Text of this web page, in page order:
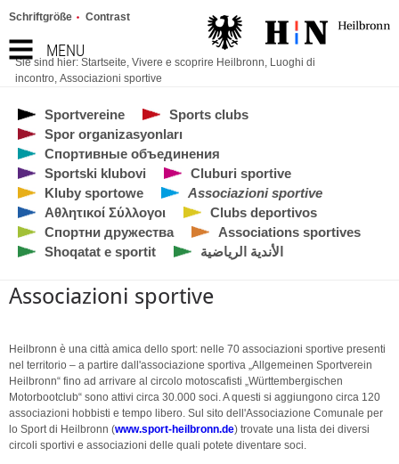
MENU
Schriftgröße Contrast
Sie sind hier: Startseite, Vivere e scoprire Heilbronn, Luoghi di
incontro, Associazioni sportive
Sportvereine
Sports clubs
Spor organizasyonları
Спортивные объединения
Sportski klubovi
Cluburi sportive
Kluby sportowe
Associazioni sportive
Αθλητικοί Σύλλογοι
Clubs deportivos
Спортни дружества
Associations sportives
Shoqatat e sportit
الأندية الرياضية
Associazioni sportive
Heilbronn è una città amica dello sport: nelle 70 associazioni sportive presenti
nel territorio – a partire dall'associazione sportiva „Allgemeinen Sportverein
Heilbronn“ fino ad arrivare al circolo motoscafisti „Württembergischen
Motorbootclub“ sono attivi circa 30.000 soci. A questi si aggiungono circa 120
associazioni hobbisti e tempo libero. Sul sito dell'Associazione Comunale per
lo Sport di Heilbronn (www.sport-heilbronn.de) trovate una lista dei diversi
circoli sportivi e associazioni delle quali potete diventare soci.